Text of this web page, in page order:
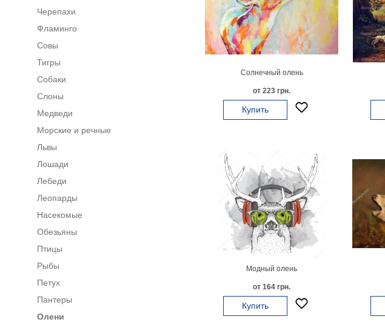
Солнечный олень
от 223 грн.
Купить
Модный олень
от 164 грн.
Купить
Черепахи
Фламинго
Совы
Тигры
Собаки
Слоны
Медведи
Морские и речные
Львы
Лошади
Лебеди
Леопарды
Насекомые
Обезьяны
Птицы
Рыбы
Петух
Пантеры
Олени